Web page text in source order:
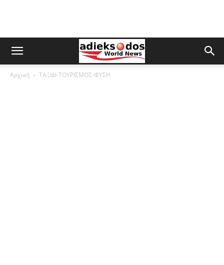
Αρχική ΤΑΞΙΔΙ-ΤΟΥΡΙΣΜΟΣ-ΦΥΣΗ